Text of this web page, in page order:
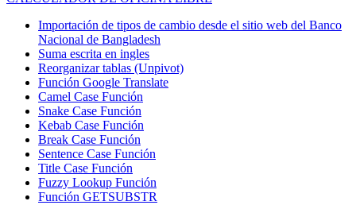
Importación de tipos de cambio desde el sitio web del Banco
Nacional de Bangladesh
Suma escrita en ingles
Reorganizar tablas (Unpivot)
Función Google Translate
Camel Case Función
Snake Case Función
Kebab Case Función
Break Case Función
Sentence Case Función
Title Case Función
Fuzzy Lookup Función
Función GETSUBSTR